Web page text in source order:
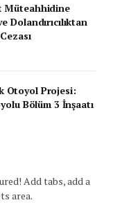
Müteahhidine
Dolandırıcılıktan
Otoyol Projesi:
Bölüm 3 İnşaatı
Add tabs, add a
area.